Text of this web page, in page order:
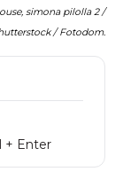
simona pilolla 2 /
/ Fotodom.
+ Enter